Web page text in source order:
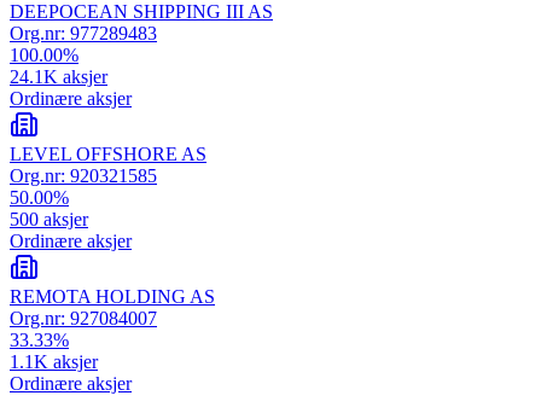
DEEPOCEAN SHIPPING III AS
Org.nr: 977289483
100.00%
24.1K aksjer
Ordinære aksjer
LEVEL OFFSHORE AS
Org.nr: 920321585
50.00%
500 aksjer
Ordinære aksjer
REMOTA HOLDING AS
Org.nr: 927084007
33.33%
1.1K aksjer
Ordinære aksjer